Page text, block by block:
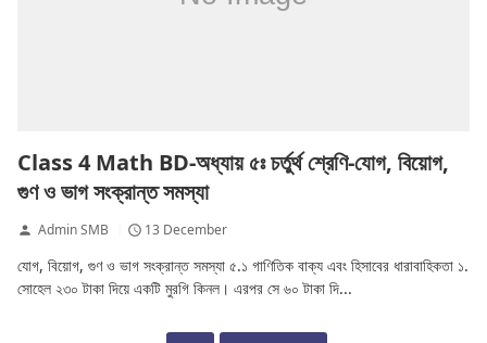
Class 4 Math BD-অধ্যায় ৫ঃ চর্তুর্থ শ্রেণি-যোগ, বিয়োগ,
গুণ ও ভাগ সংক্রান্ত সমস্যা
Admin SMB 13 December
যোগ, বিয়োগ, গুণ ও ভাগ সংক্রান্ত সমস্যা ৫.১ গাণিতিক বাক্য এবং হিসাবের ধারাবাহিকতা ১.
সোহেল ২৩০ টাকা দিয়ে একটি মুরগি কিনল। এরপর সে ৬০ টাকা দি...